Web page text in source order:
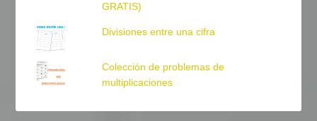
GRATIS)
Divisiones entre una cifra
Colección de problemas de
multiplicaciones